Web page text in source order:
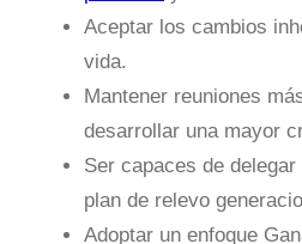
Aceptar los cambios
vida.
Mantener reuniones
desarrollar una mayor
Ser capaces de
plan de relevo
Adoptar un enfoque